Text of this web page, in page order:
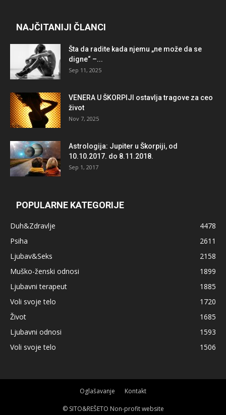
NAJČITANIJI ČLANCI
Šta da radite kada njemu „ne može da se
digne“ –...
Sep 11, 2025
VENERA U ŠKORPIJI ostavlja tragove za ceo
život
Nov 7, 2025
Astrologija: Jupiter u Škorpiji, od
10.10.2017. do 8.11.2018.
Sep 1, 2017
POPULARNE KATEGORIJE
Duh&Zdravlje
4478
Psiha
2611
Ljubav&Seks
2158
Muško-ženski odnosi
1899
Ljubavni terapeut
1885
Voli svoje telo
1720
Život
1685
Ljubavni odnosi
1593
Voli svoje telo
1506
Oglašavanje Kontakt
© SITO&REŠETO Non-profit website